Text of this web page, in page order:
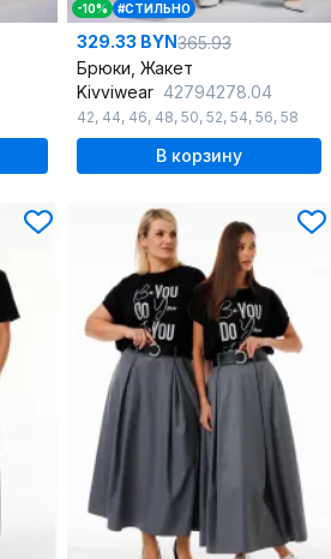
-10% #СТИЛЬНО
329.33 BYN365.93
Брюки, Жакет
Kivviwear 42794278.04
42, 44, 46, 48, 50, 52, 54, 56, 58
В корзину